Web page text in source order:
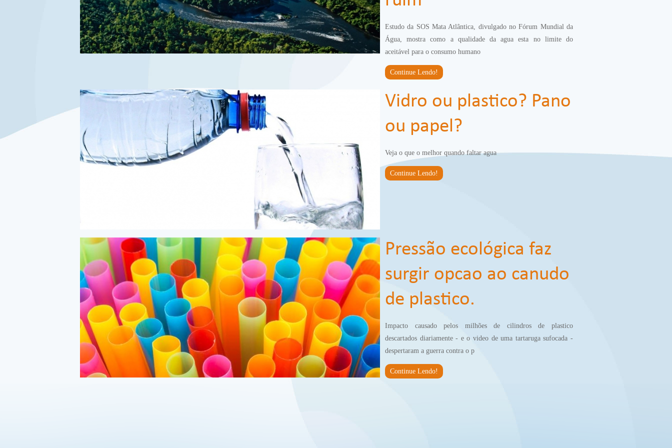
Estudo da SOS Mata Atlântica, divulgado no Fórum Mundial da
Água, mostra como a qualidade da agua esta no limite do
aceitável para o consumo humano
Continue Lendo!
Vidro ou plastico? Pano
ou papel?
Veja o que o melhor quando faltar agua
Continue Lendo!
Pressão ecológica faz
surgir opcao ao canudo
de plastico.
Impacto causado pelos milhões de cilindros de plastico
descartados diariamente - e o video de uma tartaruga sufocada -
despertaram a guerra contra o p
Continue Lendo!